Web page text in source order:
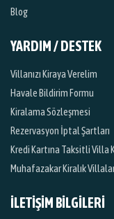
Blog
YARDIM / DESTEK
Villanızı Kiraya Verelim
Havale Bildirim Formu
Kiralama Sözleşmesi
Rezervasyon İptal Şartları
Kredi Kartına Taksitli Villa
Muhafazakar Kiralık
İLETİŞİM BİLGİLERİ